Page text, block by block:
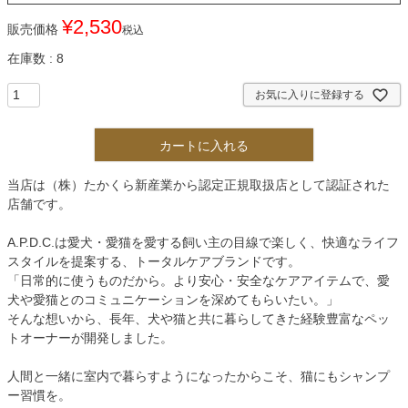
販売価格 ¥2,530税込
在庫数 8
お気に入りに登録する
カートに入れる
当店は（株）たかくら新産業から認定正規取扱店として認証された
店舗です。
A.P.D.C.は愛犬・愛猫を愛する飼い主の目線で楽しく、快適なライフ
スタイルを提案する、トータルケアブランドです。
「日常的に使うものだから。より安心・安全なケアアイテムで、愛
犬や愛猫とのコミュニケーションを深めてもらいたい。」
そんな想いから、長年、犬や猫と共に暮らしてきた経験豊富なペッ
トオーナーが開発しました。
人間と一緒に室内で暮らすようになったからこそ、猫にもシャンプ
ー習慣を。